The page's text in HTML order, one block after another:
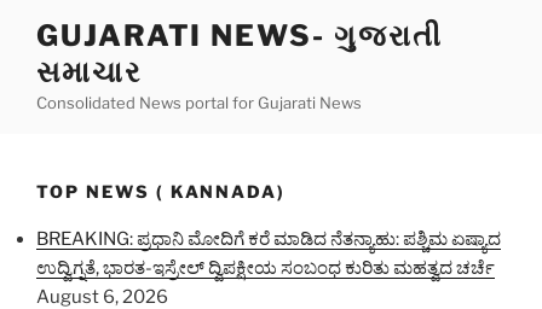
content
GUJARATI NEWS- ગુજરાતી
સમાચાર
Consolidated News portal for Gujarati News
TOP NEWS ( KANNADA)
BREAKING: ಪ್ರಧಾನಿ ಮೋದಿಗೆ ಕರೆ ಮಾಡಿದ ನೆತನ್ಯಾಹು: ಪಶ್ಚಿಮ ಏಷ್ಯಾದ
ಉದ್ವಿಗ್ನತೆ, ಭಾರತ-ಇಸ್ರೇಲ್ ದ್ವಿಪಕ್ಷೀಯ ಸಂಬಂಧ ಕುರಿತು ಮಹತ್ವದ ಚರ್ಚೆ
August 6, 2026